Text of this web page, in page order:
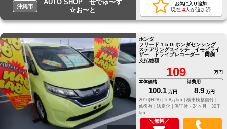
沖縄市
AUTO SHOP せでゅ〜す
☆お〜と
お気に入り追加
現在 4人が追加済
ホンダ
フリード 1.5 G ホンダセンシング
ステアリングスイッチ イモビライ
ザー ドライブレコーダー 両側パ
ワースライドドア プッシュスター
ト
支払総額
109
万円
本体価格
100.1 万円
諸費用
8.9 万円
2016(H28) |
5.8万km |
検車検整備付 |
修復有 | 法定含 | 保証付・24ヶ月・30千
km
＼無料／